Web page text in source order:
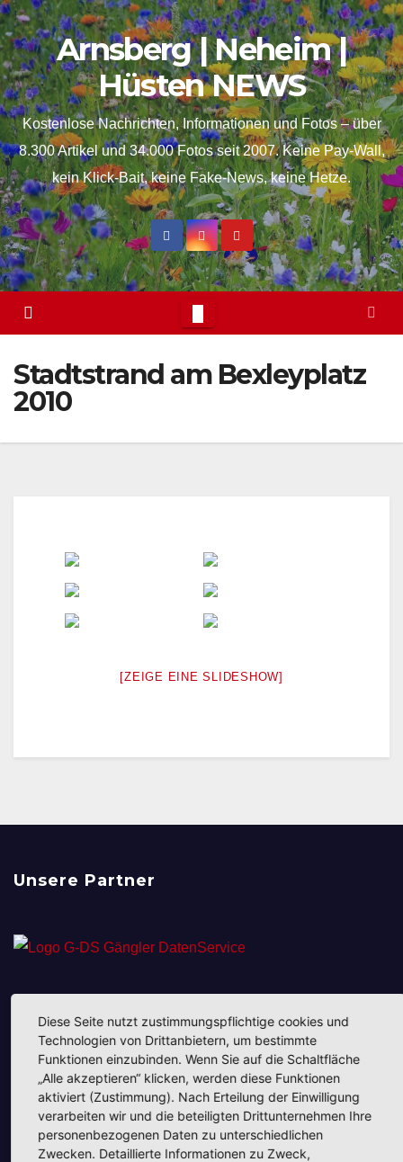
springen
Skip
to
content
Arnsberg | Neheim |
Hüsten NEWS
Kostenlose Nachrichten, Informationen und Fotos – über
8.300 Artikel und 34.000 Fotos seit 2007. Keine Pay-Wall,
kein Klick-Bait, keine Fake-News, keine Hetze.
Stadtstrand am Bexleyplatz
2010
[ZEIGE EINE SLIDESHOW]
Unsere Partner
Unsere Partner
Diese Seite nutzt zustimmungspflichtige cookies und
Technologien von Drittanbietern, um bestimmte
Funktionen einzubinden. Wenn Sie auf die Schaltfläche
„Alle akzeptieren“ klicken, werden diese Funktionen
aktiviert (Zustimmung). Nach Erteilung der Einwilligung
verarbeiten wir und die beteiligten Drittunternehmen Ihre
personenbezogenen Daten zu unterschiedlichen
Zwecken. Detaillierte Informationen zu Zweck,